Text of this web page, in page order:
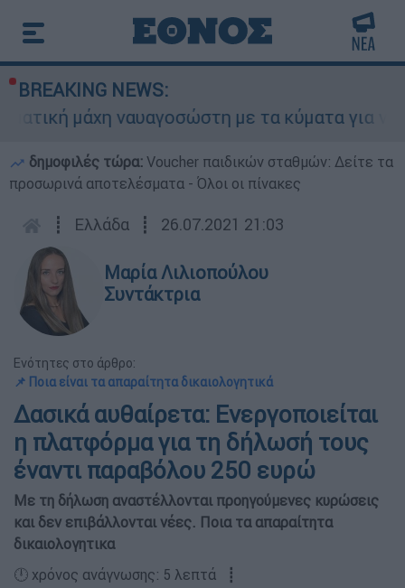
BREAKING NEWS:
μάχη ναυαγοσώστη με τα κύματα για να
δημοφιλές τώρα: Voucher παιδικών σταθμών: Δείτε τα
προσωρινά αποτελέσματα - Όλοι οι πίνακες
┋ Ελλάδα ┋ 26.07.2021 21:03
Μαρία Λιλιοπούλου
Συντάκτρια
Ενότητες στο άρθρο:
📌 Ποια είναι τα απαραίτητα δικαιολογητικά
Δασικά αυθαίρετα: Ενεργοποιείται
η πλατφόρμα για τη δήλωσή τους
έναντι παραβόλου 250 ευρώ
Με τη δήλωση αναστέλλονται προηγούμενες κυρώσεις
και δεν επιβάλλονται νέες. Ποια τα απαραίτητα
δικαιολογητικα
🕛 χρόνος ανάγνωσης: 5 λεπτά ┋